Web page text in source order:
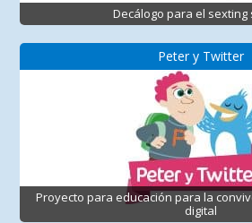
Decálogo para el sexting
Peter y Twitter
Proyecto para educación para la
digital